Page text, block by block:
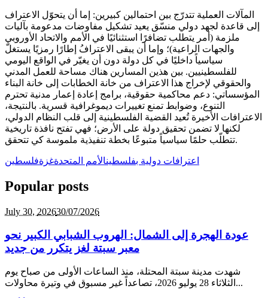
المآلات العملية تتدرّج بين احتمالين كبيرين: إما أن يتحوّل الاعتراف
إلى قاعدة لجهد دولي منسّق يعيد تشكيل مفاوضات مدعومة بآليات
ملزمة (أمر يتطلب تضافرًا استثنائيًا في الأمم والاتحاد الأوروبي
والجهات الراعية)؛ وإما أن يبقى الاعترافُ إطارًا رمزيًا يستغلّ
سياسياً داخليًا في كل دولة دون أن يغيّر في الواقع اليومي
للفلسطينيين. بين هذين المسارين هناك مساحة للعمل المدني
والحقوقي لإخراج هذا الاعتراف من خانة الخطابات إلى خانة البناء
المؤسساتي: دعم محاكمية حقوقية، برامج إعادة إعمار مدنية تحترم
التنوع، وضوابط تمنع تغييرات ديموغرافية قسرية. بالنتيجة،
الاعترافات الأخيرة تُعيد القضية الفلسطينية إلى قلب النظام الدولي،
لكنها لا تضمن تحقيق دولة على الأرض؛ فهي تفتح نافذة تاريخية
تتطلّب حلمًا سياسياً متبوعًا بخطة تنفيذية ملموسة كي تتحقق.
اعترافات دولية بفلسطينالأمم المتحدةغزةفلسطين
Popular posts
July 30, 202630/07/2026
عودة الهجرة إلى الشمال: الهروب الشبابي الكبير نحو
معبر سبتة لغز يتكرر من جديد
شهدت مدينة سبتة المحتلة، منذ الساعات الأولى من صباح يوم
الثلاثاء 28 يوليو 2026، تصاعداً غير مسبوق في وتيرة محاولات...